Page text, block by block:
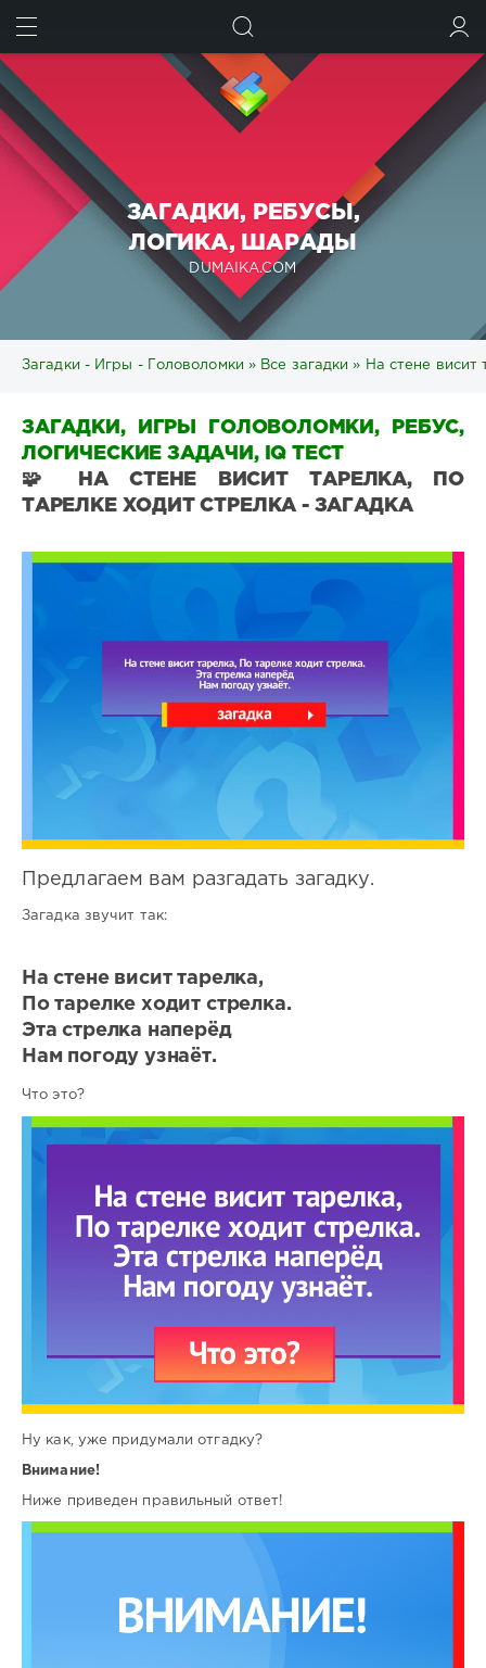
ЗАГАДКИ, РЕБУСЫ,
ЛОГИКА, ШАРАДЫ
DUMAIKA.COM
Загадки - Игры - Головоломки » Все загадки » На стене висит
ЗАГАДКИ, ИГРЫ ГОЛОВОЛОМКИ, РЕБУС,
ЛОГИЧЕСКИЕ ЗАДАЧИ, IQ ТЕСТ
🧩 НА СТЕНЕ ВИСИТ ТАРЕЛКА, ПО
ТАРЕЛКЕ ХОДИТ СТРЕЛКА - ЗАГАДКА
Предлагаем вам разгадать загадку.
Загадка звучит так:
На стене висит тарелка,
По тарелке ходит стрелка.
Эта стрелка наперёд
Нам погоду узнаёт.
Что это?
Ну как, уже придумали отгадку?
Внимание!
Ниже приведен правильный ответ!